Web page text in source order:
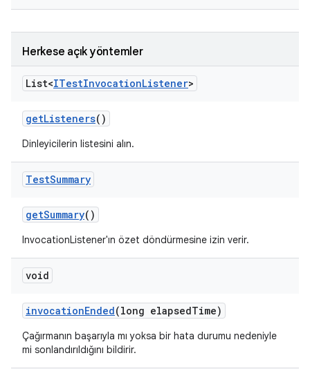
Herkese açık yöntemler
List<ITestInvocationListener>
getListeners()
Dinleyicilerin listesini alın.
TestSummary
getSummary()
InvocationListener'ın özet döndürmesine izin verir.
void
invocationEnded(long elapsedTime)
Çağırmanın başarıyla mı yoksa bir hata durumu nedeniyle
mi sonlandırıldığını bildirir.